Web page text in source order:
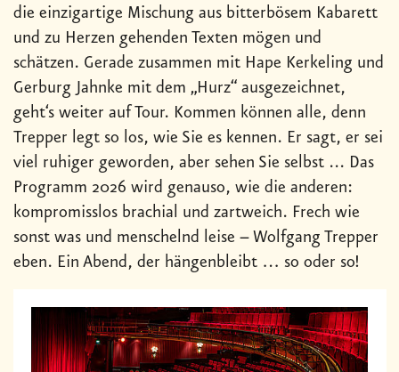
die einzigartige Mischung aus bitterbösem Kabarett
und zu Herzen gehenden Texten mögen und
schätzen. Gerade zusammen mit Hape Kerkeling und
Gerburg Jahnke mit dem „Hurz“ ausgezeichnet,
geht‘s weiter auf Tour. Kommen können alle, denn
Trepper legt so los, wie Sie es kennen. Er sagt, er sei
viel ruhiger geworden, aber sehen Sie selbst ... Das
Programm 2026 wird genauso, wie die anderen:
kompromisslos brachial und zartweich. Frech wie
sonst was und menschelnd leise – Wolfgang Trepper
eben. Ein Abend, der hängenbleibt … so oder so!